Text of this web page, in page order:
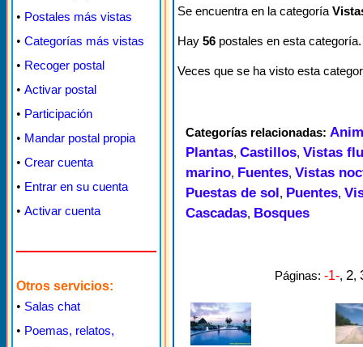
• Postales más vistas
• Categorías más vistas
• Recoger postal
• Activar postal
• Participación
• Mandar postal propia
• Crear cuenta
• Entrar en su cuenta
• Activar cuenta
Otros servicios:
• Salas chat
• Poemas, relatos,
Se encuentra en la categoría
Hay 56 postales en esta categoría.
Veces que se ha visto esta
Categorías relacionadas:
Plantas, Castillos, Vistas
marino, Fuentes, Vistas
Puestas de sol, Puentes,
Cascadas, Bosques
Páginas: -1-, 2,